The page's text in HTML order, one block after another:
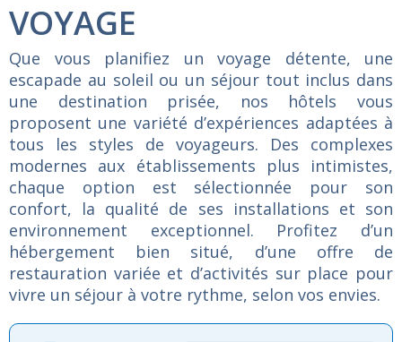
VOYAGE
Que vous planifiez un voyage détente, une
escapade au soleil ou un séjour tout inclus dans
une destination prisée, nos hôtelsvous
proposent une variété d’expériences adaptées à
tous les styles de voyageurs. Des complexes
modernes aux établissements plus intimistes,
chaque option est sélectionnée pour son
confort, la qualité de ses installations et son
environnement exceptionnel. Profitez d’un
hébergement bien situé, d’une offre de
restauration variée et d’activités sur place pour
vivre un séjour à votre rythme, selon vos envies.